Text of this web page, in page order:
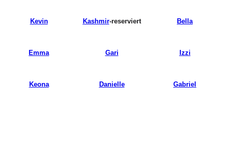
Kevin Kashmir-reserviert Bella
Emma Gari Izzi
Keona Danielle Gabriel